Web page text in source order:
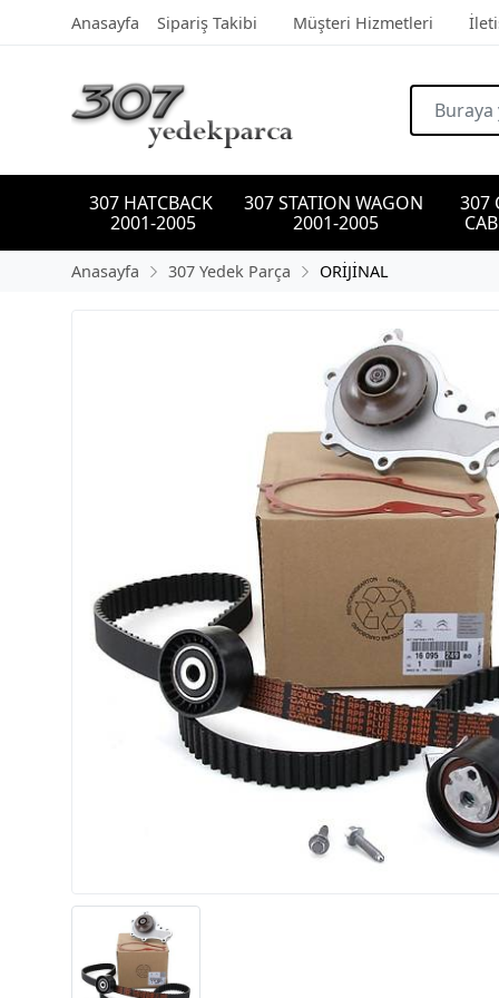
Anasayfa Sipariş Takibi Müşteri Hizmetleri
307 HATCBACK
2001-2005
307 STATION WAGON
2001-2005
307
Anasayfa 307 Yedek Parça ORİJİNAL